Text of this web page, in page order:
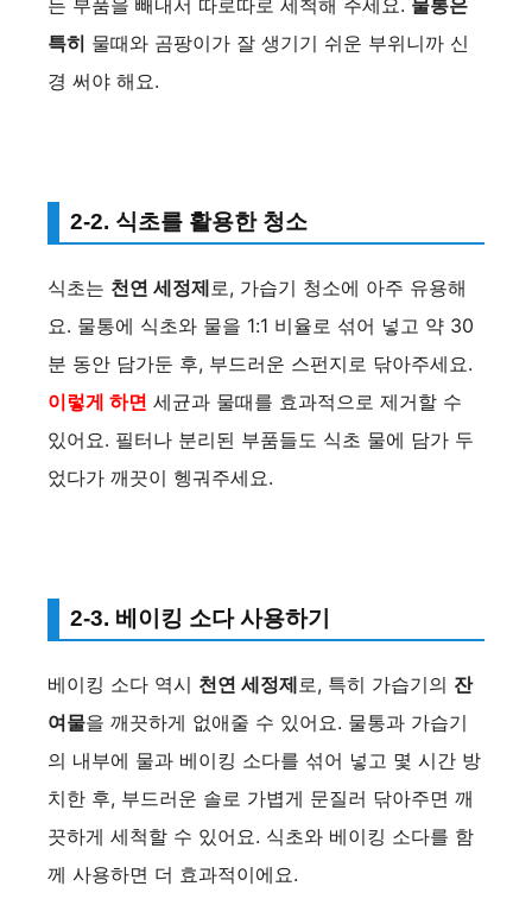
d
든 부품을 빼내서 따로따로 세척해 주세요. 물통은
특히 물때와 곰팡이가 잘 생기기 쉬운 부위니까 신
경 써야 해요.
2-2. 식초를 활용한 청소
식초는 천연 세정제로, 가습기 청소에 아주 유용해
요. 물통에 식초와 물을 1:1 비율로 섞어 넣고 약 30
분 동안 담가둔 후, 부드러운 스펀지로 닦아주세요.
이렇게 하면 세균과 물때를 효과적으로 제거할 수
있어요. 필터나 분리된 부품들도 식초 물에 담가 두
었다가 깨끗이 헹궈주세요.
2-3. 베이킹 소다 사용하기
베이킹 소다 역시 천연 세정제로, 특히 가습기의 잔
여물을 깨끗하게 없애줄 수 있어요. 물통과 가습기
의 내부에 물과 베이킹 소다를 섞어 넣고 몇 시간 방
치한 후, 부드러운 솔로 가볍게 문질러 닦아주면 깨
끗하게 세척할 수 있어요. 식초와 베이킹 소다를 함
께 사용하면 더 효과적이에요.